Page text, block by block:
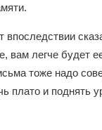
впоследствии
вам легче будет
тоже надо
плато и поднять